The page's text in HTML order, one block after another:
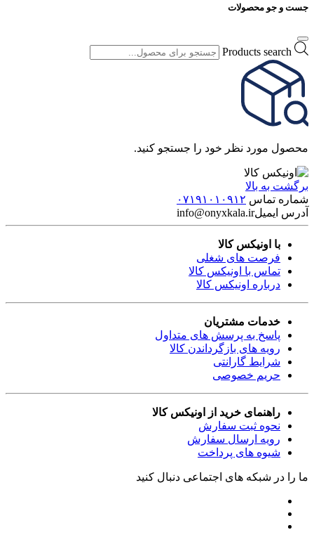
جست و جو محصولات
Products search
محصول مورد نظر خود را جستجو کنید.
برگشت به بالا
شماره تماس ۰۷۱۹۱۰۱۰۹۱۲
آدرس ایمیلinfo@onyxkala.ir
با اونیکس کالا
فرصت های شغلی
تماس با اونیکس کالا
درباره اونیکس کالا
خدمات مشتریان
پاسخ به پرسش های متداول
رویه های بازگرداندن کالا
شرایط گارانتی
حریم خصوصی
راهنمای خرید از اونیکس کالا
نحوه ثبت سفارش
رویه ارسال سفارش
شیوه های پرداخت
ما را در شبکه های اجتماعی دنبال کنید